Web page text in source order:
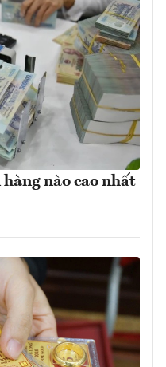
nào cao nhất